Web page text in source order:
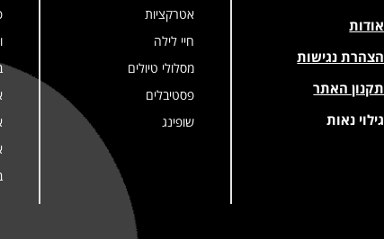
אודות
הצהרת נגישות
תקנון האתר
גילוי נאות
אטרקציות
חיי לילה
מסלולי טיולים
פסטיבלים
שופינג